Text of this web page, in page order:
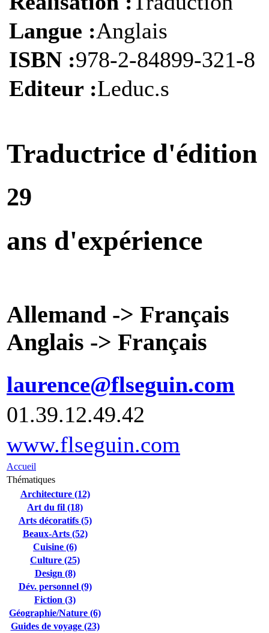
Langue :Anglais
ISBN :978-2-84899-321-8
Editeur :Leduc.s
Traductrice d'édition
29
ans d'expérience
Allemand -> Français
Anglais -> Français
laurence@flseguin.com
01.39.12.49.42
www.flseguin.com
Accueil
Thématiques
Architecture (12)
Art du fil (18)
Arts décoratifs (5)
Beaux-Arts (52)
Cuisine (6)
Culture (25)
Design (8)
Dév. personnel (9)
Fiction (3)
Géographie/Nature (6)
Guides de voyage (23)